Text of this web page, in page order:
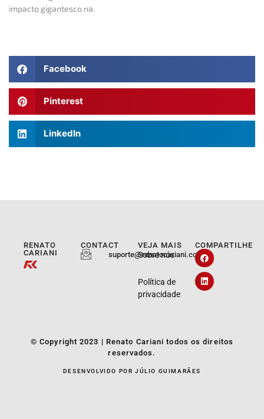
impacto gigantesco na.
Facebook
Pinterest
LinkedIn
RENATO
CARIANI
CONTACT
suporte@renatocariani.com.br
VEJA MAIS
Sobre nós
Política de
privacidade
COMPARTILHE
© Copyright 2023 | Renato Cariani todos os direitos
reservados.
DESENVOLVIDO POR JÚLIO GUIMARÃES